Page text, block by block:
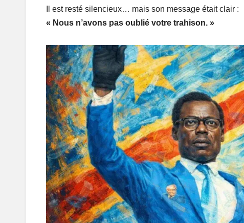
Il est resté silencieux… mais son message était clair :
« Nous n’avons pas oublié votre trahison. »